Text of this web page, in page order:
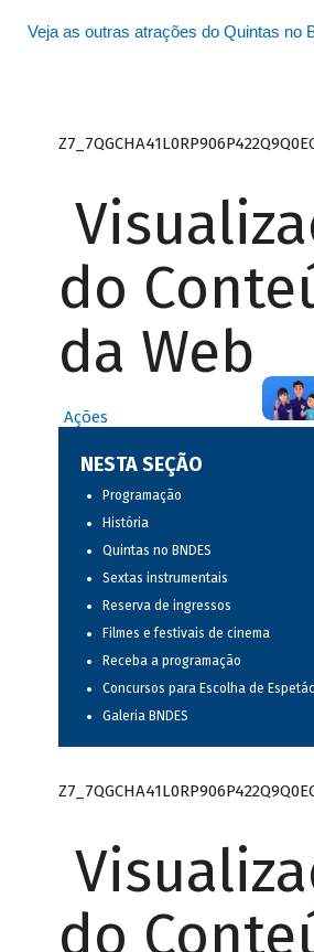
Veja as outras atrações do Quintas no
do
da Web
Ações
NESTA SEÇÃO
Programação
História
Quintas no BNDES
Sextas instrumentais
Reserva de ingressos
Filmes e festivais de cinema
Receba a programação
Concursos para Escolha de
Galeria BNDES
do